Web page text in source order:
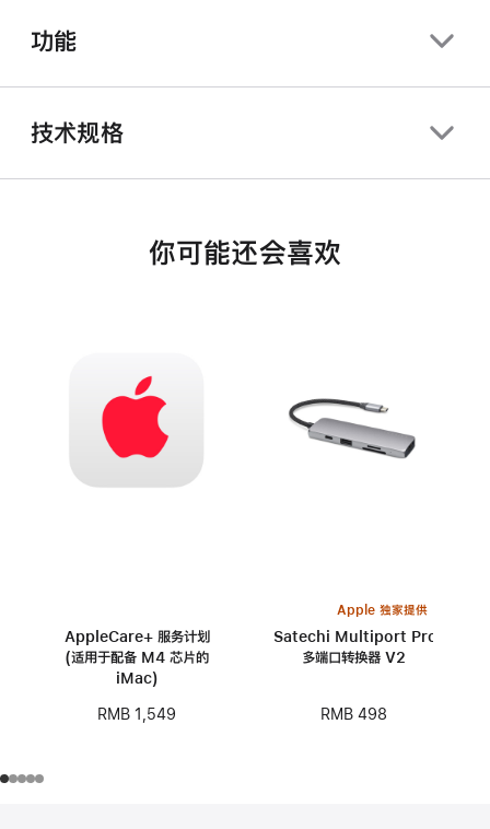
功能
技术规格
你可能还会喜欢
AppleCare+ 服务计划
(适用于配备 M4 芯片的
iMac)
RMB 1,549
Apple 独家提供
Satechi Multiport Pro
多端口转换器 V2
RMB 498